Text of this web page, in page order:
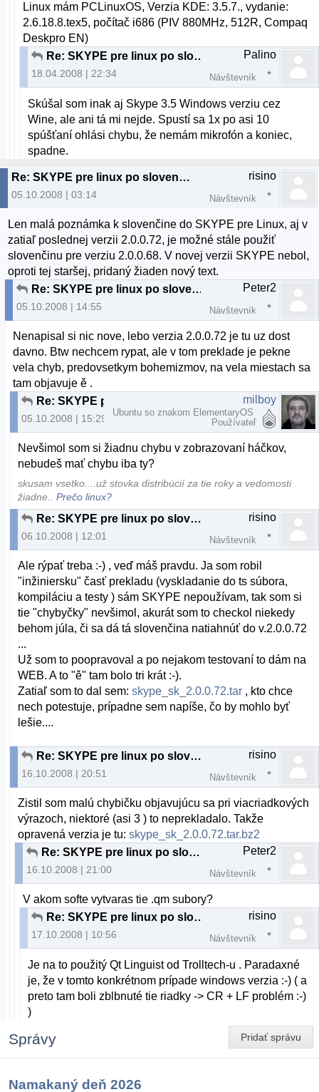
Linux mám PCLinuxOS, Verzia KDE: 3.5.7., vydanie:
2.6.18.8.tex5, počítač i686 (PIV 880MHz, 512R, Compaq
Deskpro EN)
Re: SKYPE pre linux po slovensky
18.04.2008 | 22:34
Palino
Návštevník
Skúšal som inak aj Skype 3.5 Windows verziu cez
Wine, ale ani tá mi nejde. Spustí sa 1x po asi 10
spúšťaní ohlási chybu, že nemám mikrofón a koniec,
spadne.
Re: SKYPE pre linux po slovensky
05.10.2008 | 03:14
risino
Návštevník
Len malá poznámka k slovenčine do SKYPE pre Linux, aj v
zatiaľ poslednej verzii 2.0.0.72, je možné stále použiť
slovenčinu pre verziu 2.0.0.68. V novej verzii SKYPE nebol,
oproti tej staršej, pridaný žiaden nový text.
Re: SKYPE pre linux po slovensky
05.10.2008 | 14:55
Peter2
Návštevník
Nenapisal si nic nove, lebo verzia 2.0.0.72 je tu uz dost
davno. Btw nechcem rypat, ale v tom preklade je pekne
vela chyb, predovsetkym bohemizmov, na vela miestach sa
tam objavuje ě .
05.10.2008 | 15:29
milboy
Ubuntu so znakom ElementaryOS
Používateľ
Nevšimol som si žiadnu chybu v zobrazovaní háčkov,
nebudeš mať chybu iba ty?
skusam vsetko....už stovka distribúcií za tie roky a vedomosti
žiadne..Prečo linux?
Re: SKYPE pre linux po slovensky
06.10.2008 | 12:01
risino
Návštevník
Ale rýpať treba :-) , veď máš pravdu. Ja som robil
"inžiniersku" časť prekladu (vyskladanie do ts súbora,
kompiláciu a testy ) sám SKYPE nepoužívam, tak som si
tie "chybyčky" nevšimol, akurát som to checkol niekedy
behom júla, či sa dá tá slovenčina natiahnúť do v.2.0.0.72
...
Už som to poopravoval a po nejakom testovaní to dám na
WEB. A to "ě" tam bolo tri krát :-).
Zatiaľ som to dal sem:skype_sk_2.0.0.72.tar , kto chce
nech potestuje, prípadne sem napíše, čo by mohlo byť
lešie....
Re: SKYPE pre linux po slovensky
16.10.2008 | 20:51
risino
Návštevník
Zistil som malú chybičku objavujúcu sa pri viacriadkových
výrazoch, niektoré (asi 3 ) to neprekladalo. Takže
opravená verzia je tu:skype_sk_2.0.0.72.tar.bz2
Re: SKYPE pre linux po slovensky
16.10.2008 | 21:00
Peter2
Návštevník
V akom softe vytvaras tie .qm subory?
Re: SKYPE pre linux po slovensky
17.10.2008 | 10:56
risino
Návštevník
Je na to použitý Qt Linguist od Trolltech-u . Paradaxné
je, že v tomto konkrétnom prípade windows verzia :-) ( a
preto tam boli zblbnuté tie riadky -> CR + LF problém :-)
)
Pridať správu
Správy
Namakaný deň 2026